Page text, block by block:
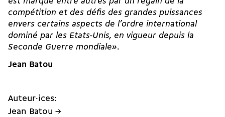
compétition et des défis des grandes puissances
envers certains aspects de l’ordre international
dominé par les Etats-Unis, en vigueur depuis la
Seconde Guerre mondiale».
Jean Batou
Auteur·ices:
Jean Batou →